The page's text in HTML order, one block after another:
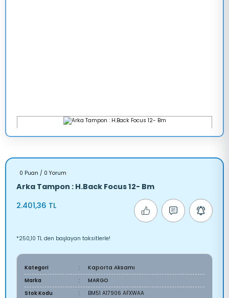
0 Puan / 0 Yorum
Arka Tampon : H.Back Focus 12- Bm
2.401,36 TL
*250,10 TL den başlayan taksitlerle!
Kategori
Kaporta Aksamı
Marka
MARGO
Stok Kodu
BM51 A17906 AFXWAA